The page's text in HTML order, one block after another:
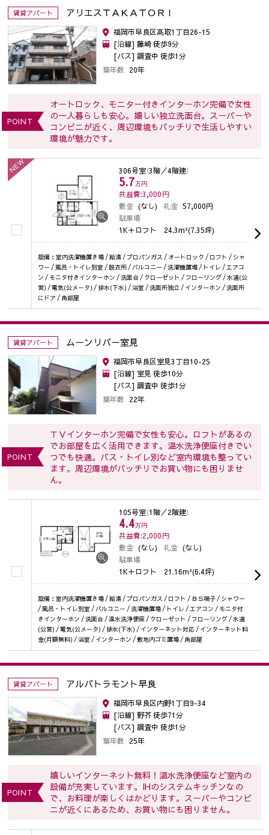
賃貸アパート アリエスＴＡＫＡＴＯＲＩ
福岡市早良区高取1丁目26-15
[沿線] 藤崎 徒歩9分
[バス] 調査中 徒歩1分
築年数 20年
POINT
オートロック、モニター付きインターホン完備で女性
の一人暮らしも安心。嬉しい独立洗面台。スーパーや
コンビニが近く、周辺環境もバッチリで生活しやすい
環境が魅力です。
NEW 306号室（3階／4階建）
5.7万円
共益費:3,000円
敷金 (なし) 礼金 57,000円
駐車場
1K＋ロフト
24.3m²(7.35坪)
設備：室内洗濯機置き場 / 給湯 / プロパンガス / オートロック / ロフト / シャ
ワー / 風呂・トイレ別室 / 脱衣所 / バルコニー / 洗濯機置場 / トイレ / エアコ
ン / モニタ付きインターホン / 洗面台 / クローゼット / フローリング / 水道(公
営) / 電気(公メータ) / 排水(下水) / 浴室 / 洗面所独立 / インターホン / 洗面所
にドア / 角部屋
賃貸アパート ムーンリバー室見
福岡市早良区室見3丁目10-25
[沿線] 室見 徒歩10分
[バス] 調査中 徒歩1分
築年数 22年
POINT
ＴＶインターホン完備で女性も安心。ロフトがあるの
でお部屋を広く活用できます。温水洗浄便座付きでい
つでも快適。バス・トイレ別など室内環境も整ってい
ます。周辺環境がバッチリでお買い物にも困りませ
ん。
105号室（1階／2階建）
4.4万円
共益費:2,000円
敷金 (なし) 礼金 (なし)
駐車場
1K＋ロフト
21.16m²(6.4坪)
設備：室内洗濯機置き場 / 給湯 / プロパンガス / ロフト / ＢＳ端子 / シャワー
/ 風呂・トイレ別室 / バルコニー / 洗濯機置場 / トイレ / エアコン / モニタ付
きインターホン / 洗面台 / 温水洗浄便座 / クローゼット / フローリング / 水道
(公営) / 電気(公メータ) / 排水(下水) / インターネット対応 / インターネット料
金(月額無料) / 浴室 / インターホン / 敷地内ゴミ置場 / 角部屋
賃貸アパート アルバトラモント早良
福岡市早良区内野1丁目9-34
[沿線] 野芥 徒歩71分
[バス] 調査中 徒歩1分
築年数 25年
POINT
嬉しいインターネット無料！温水洗浄便座など室内の
設備が充実しています。IHのシステムキッチンなの
で、お料理が楽しくはかどります。スーパーやコンビ
ニが近くにあるため、お買い物にも困りません。